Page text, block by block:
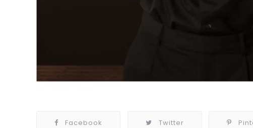
Facebook Twitter